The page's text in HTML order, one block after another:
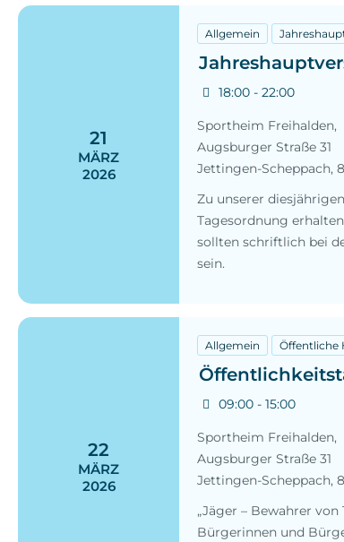
21
MÄRZ
2026
Allgemein
18:00 - 22:00
Sportheim Freihalden,
Augsburger Straße 31
Jettingen-Scheppach,
Zu unserer
Tagesordnung
sollten schriftlich bei
sein.
22
MÄRZ
2026
Allgemein Öffentliche
09:00 - 15:00
Sportheim Freihalden,
Augsburger Straße 31
Jettingen-Scheppach,
„Jäger – Bewahrer
Bürgerinnen und